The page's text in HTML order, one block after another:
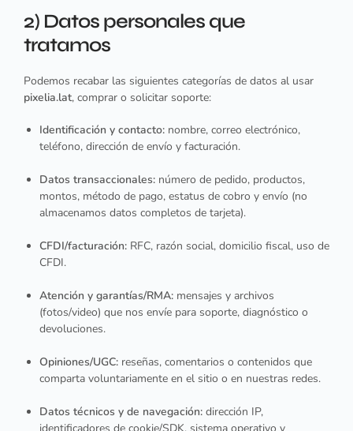
2) Datos personales que
tratamos
Podemos recabar las siguientes categorías de datos al usar
pixelia.lat, comprar o solicitar soporte:
Identificación y contacto: nombre, correo electrónico,
teléfono, dirección de envío y facturación.
Datos transaccionales: número de pedido, productos,
montos, método de pago, estatus de cobro y envío (no
almacenamos datos completos de tarjeta).
CFDI/facturación: RFC, razón social, domicilio fiscal, uso de
CFDI.
Atención y garantías/RMA: mensajes y archivos
(fotos/video) que nos envíe para soporte, diagnóstico o
devoluciones.
Opiniones/UGC: reseñas, comentarios o contenidos que
comparta voluntariamente en el sitio o en nuestras redes.
Datos técnicos y de navegación: dirección IP,